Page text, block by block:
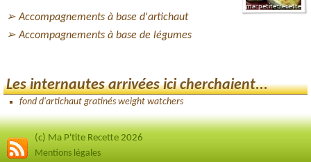
Accompagnements à base d'artichaut
Accompagnements à base de légumes
Les internautes arrivées ici cherchaient...
fond d'artichaut gratinés weight watchers
(c) Ma P'tite Recette 2026
Mentions légales